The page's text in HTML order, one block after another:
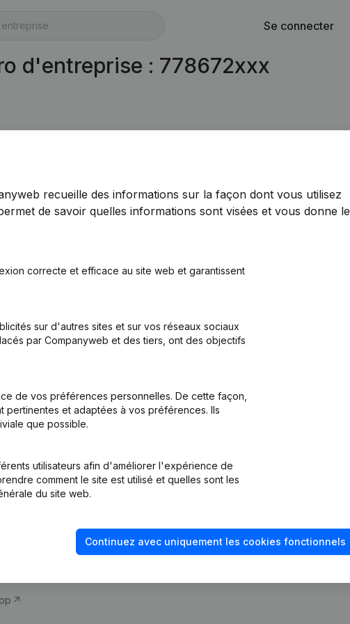
Se connecter
d'entreprise : 778672xxx
recueille des informations sur la façon dont vous utilisez
de savoir quelles informations sont visées et vous donne le
correcte et efficace au site web et garantissent
sur d'autres sites et sur vos réseaux sociaux
par Companyweb et des tiers, ont des objectifs
de vos préférences personnelles. De cette façon,
et adaptées à vos préférences. Ils
que possible.
utilisateurs afin d'améliorer l'expérience de
comment le site est utilisé et quelles sont les
du site web.
Continuez avec uniquement les cookies fonctionnels
fraude
Consulter des comptes annuels
Vérification de la solvabilité